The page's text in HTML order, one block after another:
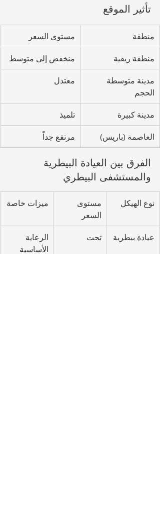
تأثير الموقع
منطقة مستوى السعر
منطقة ريفية منخفض إلى متوسط
مدينة متوسطة
الحجم
معتدل
مدينة كبيرة تلميذ
العاصمة (باريس) مرتفع جداً
الفرق بين العيادة البيطرية
والمستشفى البيطري
نوع الهيكل
مستوى
السعر
ميزات خاصة
عيادة بيطرية تحت
الرعاية
الأساسية